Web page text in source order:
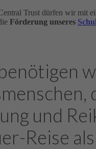
Trust dürfen wir mit
Förderung unseres
und
Reise